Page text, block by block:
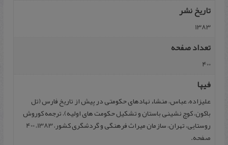
تاریخ نشر
1383
تعداد صفحه
400
فیپا
علیزاده، عباس، منشاء نهادهای حکومتی در پیش از تاریخ فارس (تل
باکون، کوچ نشینی باستان و تشکیل حکومت های اولیه)، ترجمه کوروش
روستایی، تهران، سازمان میراث فرهنگی و گردشگری کشور، 1383، 400
صفحه.